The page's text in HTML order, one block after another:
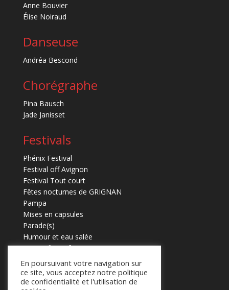
Anne Bouvier
Élise Noiraud
Danseuse
Andréa Bescond
Chorégraphe
Pina Bausch
Jade Janisset
Festivals
Phénix Festival
Festival off Avignon
Festival Tout court
Fêtes nocturnes de GRIGNAN
Pampa
Mises en capsules
Parade(s)
Humour et eau salée
Marmaille en fugues
En poursuivant votre navigation sur
ce site, vous acceptez notre politique
de confidentialité et l'utilisation de